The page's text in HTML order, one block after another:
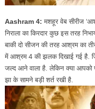
Aashram 4: मशहूर वेब सीरीज
निराला का किरदार कुछ इस तरह
बाकी दो सीजन की तरह आश्रम का
में आश्रम 4 की झलक दिखाई गई है.
जल्द आने वाला है. लेकिन क्या आपको
झा के सामने बड़ी शर्त रखी है.